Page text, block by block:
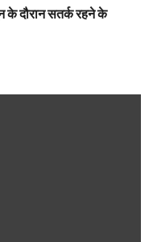
के दौरान सतर्क रहने के